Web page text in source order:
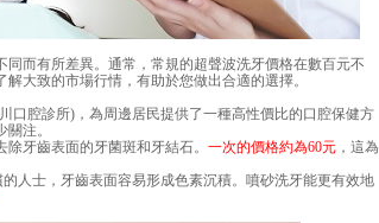
而有所差異。通常，常規的超聲波洗牙價格在數百元不
大致的市場行情，有助於您做出合適的選擇。
腔診所)，為周邊居民提供了一種高性價比的口腔保健方
注。
牙齒表面的牙菌斑和牙結石。 一次的價格約為60元 ，這為
人士，牙齒表面容易形成色素沉積。噴砂洗牙能更有效地